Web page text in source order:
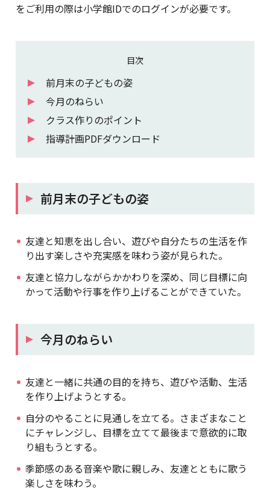
をご利用の際は小学館IDでのログインが必要です。
目次
前月末の子どもの姿
今月のねらい
クラス作りのポイント
指導計画PDFダウンロード
前月末の子どもの姿
友達と知恵を出し合い、遊びや自分たちの生活を作
り出す楽しさや充実感を味わう姿が見られた。
友達と協力しながらかかわりを深め、同じ目標に向
かって活動や行事を作り上げることができていた。
今月のねらい
友達と一緒に共通の目的を持ち、遊びや活動、生活
を作り上げようとする。
自分のやることに見通しを立てる。さまざまなこと
にチャレンジし、目標を立てて最後まで意欲的に取
り組もうとする。
季節感のある音楽や歌に親しみ、友達とともに歌う
楽しさを味わう。